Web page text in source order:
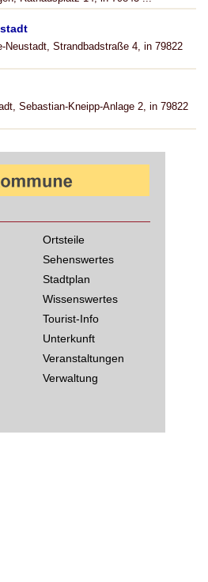
Neustadt, Strandbadstraße 4, in 79822
Sebastian-Kneipp-Anlage 2, in 79822
Ortsteile
Sehenswertes
Stadtplan
Wissenswertes
Tourist-Info
Unterkunft
Veranstaltungen
Verwaltung